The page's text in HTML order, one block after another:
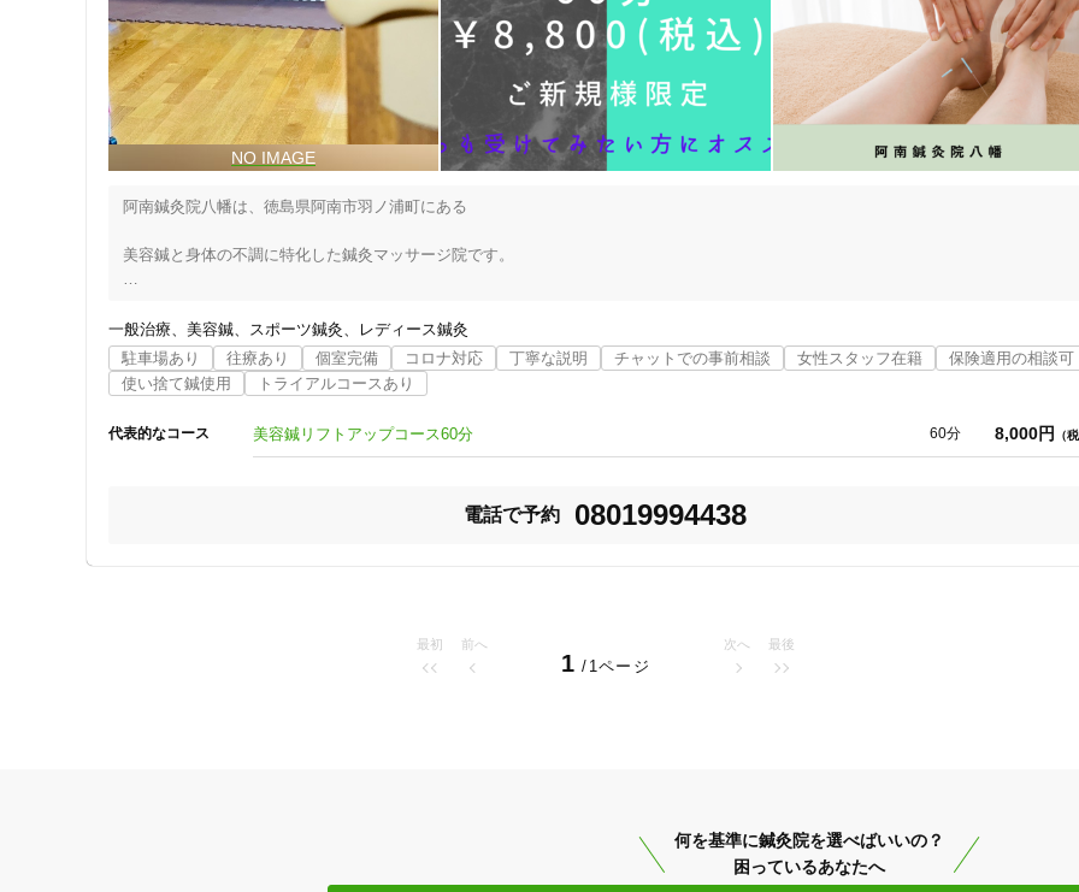
阿南市
スポーツ鍼灸
阿南鍼灸院八幡は、徳島県阿南市羽ノ浦町にある
美容鍼と身体の不調に特化した鍼灸マッサージ院です。
こんな方にオススメです
一般治療 美容鍼 スポーツ鍼灸
レディース鍼灸
駐車場あり
往療あり 個室完備 コロナ対応 丁寧な説明 チャットでの事前相談 女性スタッフ在籍
保険適用の相談可
使い捨て鍼使用
トライアルコースあり
代表的なコース 美容鍼リフトアップコース60分 60分 8,000円 （
電話で予約 08019994438
最初 前へ
1 /1ページ
次へ 最後
何を基準に鍼灸院を選べばいいの？
困っているあなたへ